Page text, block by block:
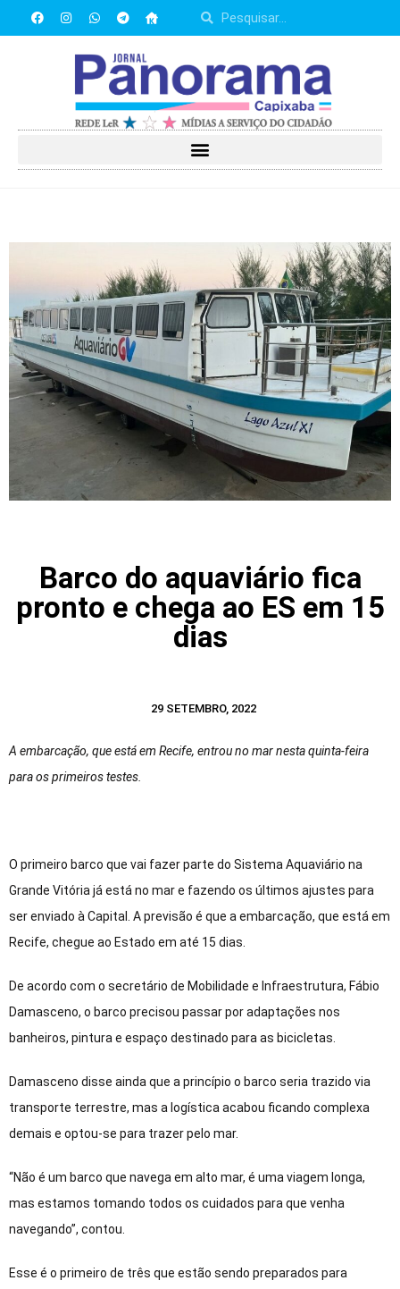
Barco do aquaviário fica
pronto e chega ao ES em 15
dias
29 SETEMBRO, 2022
A embarcação, que está em Recife, entrou no mar nesta quinta-feira
para os primeiros testes.
O primeiro barco que vai fazer parte do Sistema Aquaviário na
Grande Vitória já está no mar e fazendo os últimos ajustes para
ser enviado à Capital. A previsão é que a embarcação, que está em
Recife, chegue ao Estado em até 15 dias.
De acordo com o secretário de Mobilidade e Infraestrutura, Fábio
Damasceno, o barco precisou passar por adaptações nos
banheiros, pintura e espaço destinado para as bicicletas.
Damasceno disse ainda que a princípio o barco seria trazido via
transporte terrestre, mas a logística acabou ficando complexa
demais e optou-se para trazer pelo mar.
“Não é um barco que navega em alto mar, é uma viagem longa,
mas estamos tomando todos os cuidados para que venha
navegando”, contou.
Esse é o primeiro de três que estão sendo preparados para